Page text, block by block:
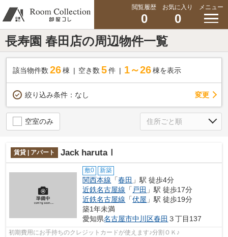
閲覧履歴
0
お気に入り
0
メニュー
長寿園 春田店の周辺物件一覧
該当物件数 26棟 空き数 5 件 1～26 棟を表示
絞り込み条件： なし 変更
空室のみ
賃貸 | アパート Jack harutaⅠ
敷0 新築
関西本線 「春田 」駅 徒歩4分
近鉄名古屋線 「 戸田 」駅 徒歩17分
近鉄名古屋線 「伏屋 」駅 徒歩19分
築1年未満
愛知県名古屋市中川区春田 ３丁目137
初期費用にお手持ちのクレジットカードが使えます♪分割ＯＫ♪